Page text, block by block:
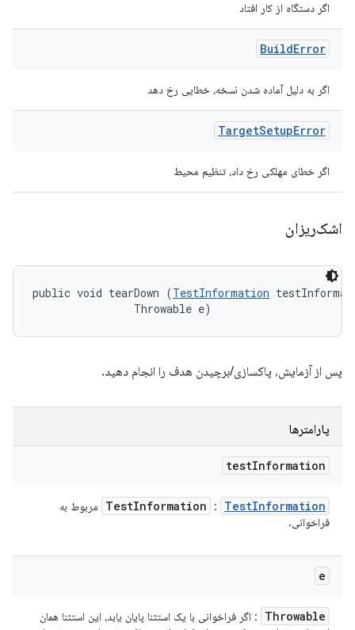
اگر دستگاه از کار افتاد
BuildError
اگر به دلیل آماده شدن نسخه، خطایی رخ دهد
TargetSetupError
اگر خطای مهلکی رخ داد، تنظیم محیط
اشک‌ریزان
public void tearDown (TestInformation
                Throwable e)
پس از آزمایش، پاکسازی/برچیدن هدف را انجام دهید.
پارامترها
testInformation
TestInformation : TestInformation
مربوط به
فراخوانی.
e
Throwable
: اگر فراخوانی با یک استثنا پایان یابد، این استثنا همان